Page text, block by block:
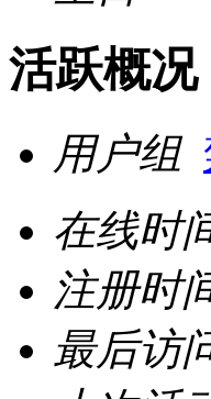
活跃概况
用户组
在线时
注册时
最后访